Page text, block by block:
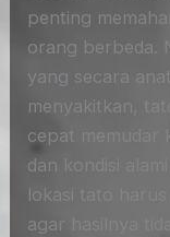
penting
orang berbeda.
yang secara
menyakitkan,
cepat memudar
dan kondisi
lokasi tato
agar hasilnya